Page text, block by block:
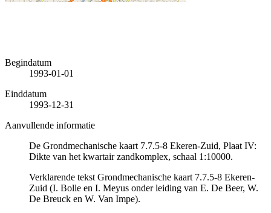
Begindatum
1993-01-01
Einddatum
1993-12-31
Aanvullende informatie
De Grondmechanische kaart 7.7.5-8 Ekeren-Zuid, Plaat IV:
Dikte van het kwartair zandkomplex, schaal 1:10000.
Verklarende tekst Grondmechanische kaart 7.7.5-8 Ekeren-
Zuid (I. Bolle en I. Meyus onder leiding van E. De Beer, W.
De Breuck en W. Van Impe).